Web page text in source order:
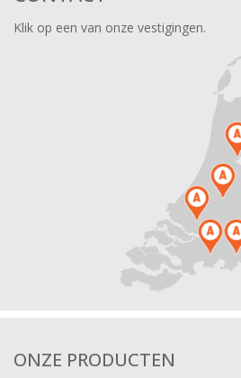
Klik op een van onze vestigingen.
ONZE PRODUCTEN